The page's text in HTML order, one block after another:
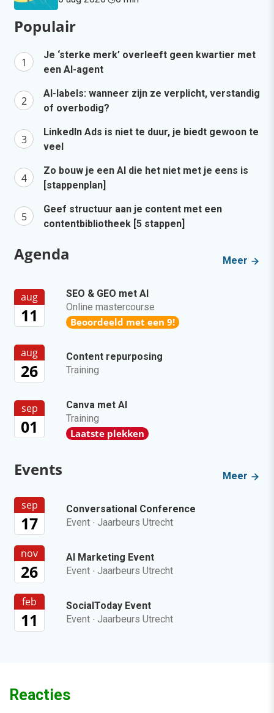
Populair
Je ‘sterke merk’ overleeft geen kwartier met
een AI-agent
AI-labels: wanneer zijn ze verplicht, verstandig
of overbodig?
LinkedIn Ads is niet te duur, je biedt gewoon te
veel
Zo bouw je een AI die het niet met je eens is
[stappenplan]
Geef structuur aan je content met een
contentbibliotheek [5 stappen]
Agenda Meer
aug
11
SEO & GEO met AI
Online mastercourse
Beoordeeld met een 9!
aug
26
Content repurposing
Training
sep
01
Canva met AI
Training
Laatste plekken
Events Meer
sep
17
Conversational Conference
Event · Jaarbeurs Utrecht
nov
26
AI Marketing Event
Event · Jaarbeurs Utrecht
feb
11
SocialToday Event
Event · Jaarbeurs Utrecht
Reacties